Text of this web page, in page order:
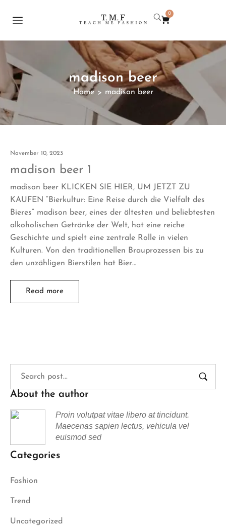
0
madison beer
Home > madison beer
November 10, 2023
madison beer 1
madison beer KLICKEN SIE HIER, UM JETZT ZU
KAUFEN “Bierkultur: Eine Reise durch die Vielfalt des
Bieres” madison beer, eines der ältesten und beliebtesten
alkoholischen Getränke der Welt, hat eine reiche
Geschichte und spielt eine zentrale Rolle in vielen
Kulturen. Von den traditionellen Brauprozessen bis zu
den unzähligen Bierstilen hat Bier…
Read more
About the author
Proin volutpat vitae libero at tincidunt.
Maecenas sapien lectus, vehicula vel
euismod sed
Categories
Fashion
Trend
Uncategorized